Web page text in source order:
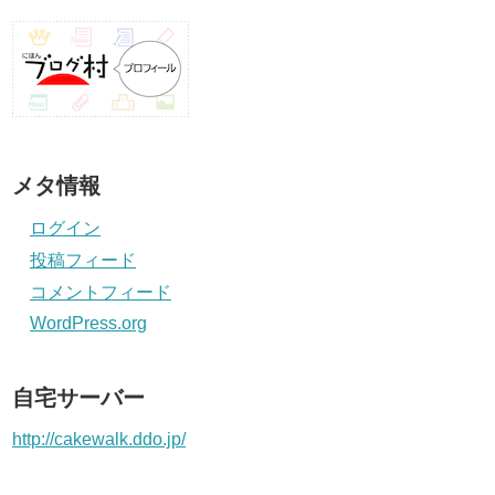
メタ情報
ログイン
投稿フィード
コメントフィード
WordPress.org
自宅サーバー
http://cakewalk.ddo.jp/